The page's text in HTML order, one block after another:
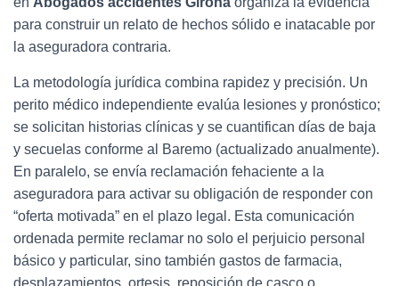
para construir un relato de hechos sólido e inatacable por
la aseguradora contraria.
La metodología jurídica combina rapidez y precisión. Un
perito médico independiente evalúa lesiones y pronóstico;
se solicitan historias clínicas y se cuantifican días de baja
y secuelas conforme al Baremo (actualizado anualmente).
En paralelo, se envía reclamación fehaciente a la
aseguradora para activar su obligación de responder con
“oferta motivada” en el plazo legal. Esta comunicación
ordenada permite reclamar no solo el perjuicio personal
básico y particular, sino también gastos de farmacia,
desplazamientos, ortesis, reposición de casco o